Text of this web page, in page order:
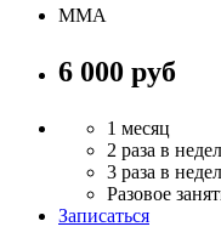
ММА
6 000 руб
1 месяц
2 раза в
3 раза в
Разовое
Записаться